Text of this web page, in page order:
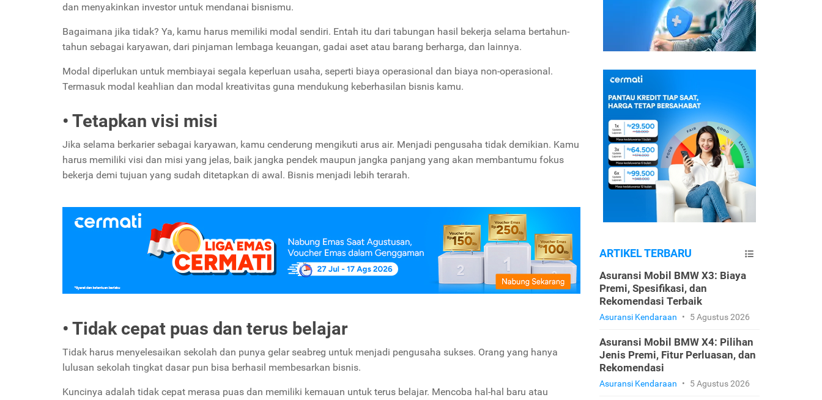
dan menyakinkan investor untuk mendanai bisnismu.
Bagaimana jika tidak? Ya, kamu harus memiliki modal sendiri. Entah itu dari tabungan hasil bekerja selama bertahun-
tahun sebagai karyawan, dari pinjaman lembaga keuangan, gadai aset atau barang berharga, dan lainnya.
Modal diperlukan untuk membiayai segala keperluan usaha, seperti biaya operasional dan biaya non-operasional.
Termasuk modal keahlian dan modal kreativitas guna mendukung keberhasilan bisnis kamu.
• Tetapkan visi misi
Jika selama berkarier sebagai karyawan, kamu cenderung mengikuti arus air. Menjadi pengusaha tidak demikian. Kamu
harus memiliki visi dan misi yang jelas, baik jangka pendek maupun jangka panjang yang akan membantumu fokus
bekerja demi tujuan yang sudah ditetapkan di awal. Bisnis menjadi lebih terarah.
• Tidak cepat puas dan terus belajar
Tidak harus menyelesaikan sekolah dan punya gelar seabreg untuk menjadi pengusaha sukses. Orang yang hanya
lulusan sekolah tingkat dasar pun bisa berhasil membesarkan bisnis.
Kuncinya adalah tidak cepat merasa puas dan memiliki kemauan untuk terus belajar. Mencoba hal-hal baru atau
ARTIKEL TERBARU
Asuransi Mobil BMW X3: Biaya
Premi, Spesifikasi, dan
Rekomendasi Terbaik
Asuransi Kendaraan • 5 Agustus 2026
Asuransi Mobil BMW X4: Pilihan
Jenis Premi, Fitur Perluasan, dan
Rekomendasi
Asuransi Kendaraan • 5 Agustus 2026